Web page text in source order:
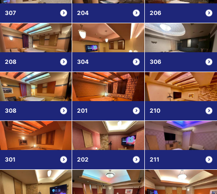
307 204 206
208 304 306
308 201 210
301 202 211